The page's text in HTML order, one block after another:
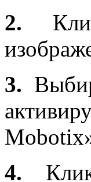
2.
3.
Mobotix
4.